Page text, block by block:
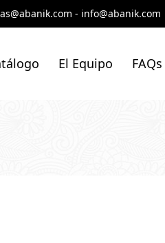
- info@abanik.com
El Equipo FAQs